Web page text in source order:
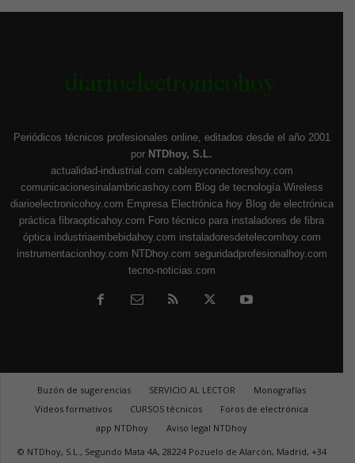
Periódicos técnicos profesionales online, editados desde el año 2001
por NTDhoy, S.L.
actualidad-industrial.com cablesyconectoreshoy.com
comunicacionesinalambricashoy.com Blog de tecnología Wireless
diarioelectronicohoy.com Empresa Electrónica hoy Blog de electrónica
práctica fibraopticahoy.com Foro técnico para instaladores de fibra
óptica industriaembebidahoy.com instaladoresdetelecomhoy.com
instrumentacionhoy.com NTDhoy.com seguridadprofesionalhoy.com
tecno-noticias.com
Buzón de sugerencias SERVICIO AL LECTOR
Monografías
Vídeos formativos
CURSOS técnicos
Foros de electrónica
app NTDhoy
Aviso legal NTDhoy
© NTDhoy, S.L., Segundo Mata 4A, 28224 Pozuelo de Alarcón, Madrid, +34